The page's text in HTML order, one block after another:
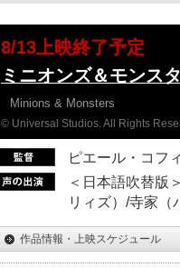
8/13上映終了予定
ミニオンズ＆モンス
Minions & Monsters
© Universal Studios. All Rights
ピエール・コフ
＜日本語吹替版
リィズ）/寺家（
作品情報・上映スケジュール